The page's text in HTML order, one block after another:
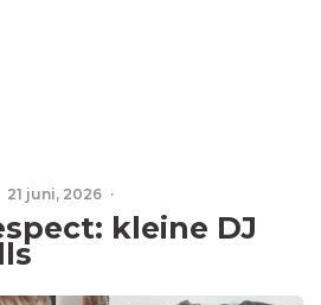
21 juni, 2026 ·
kleine DJ